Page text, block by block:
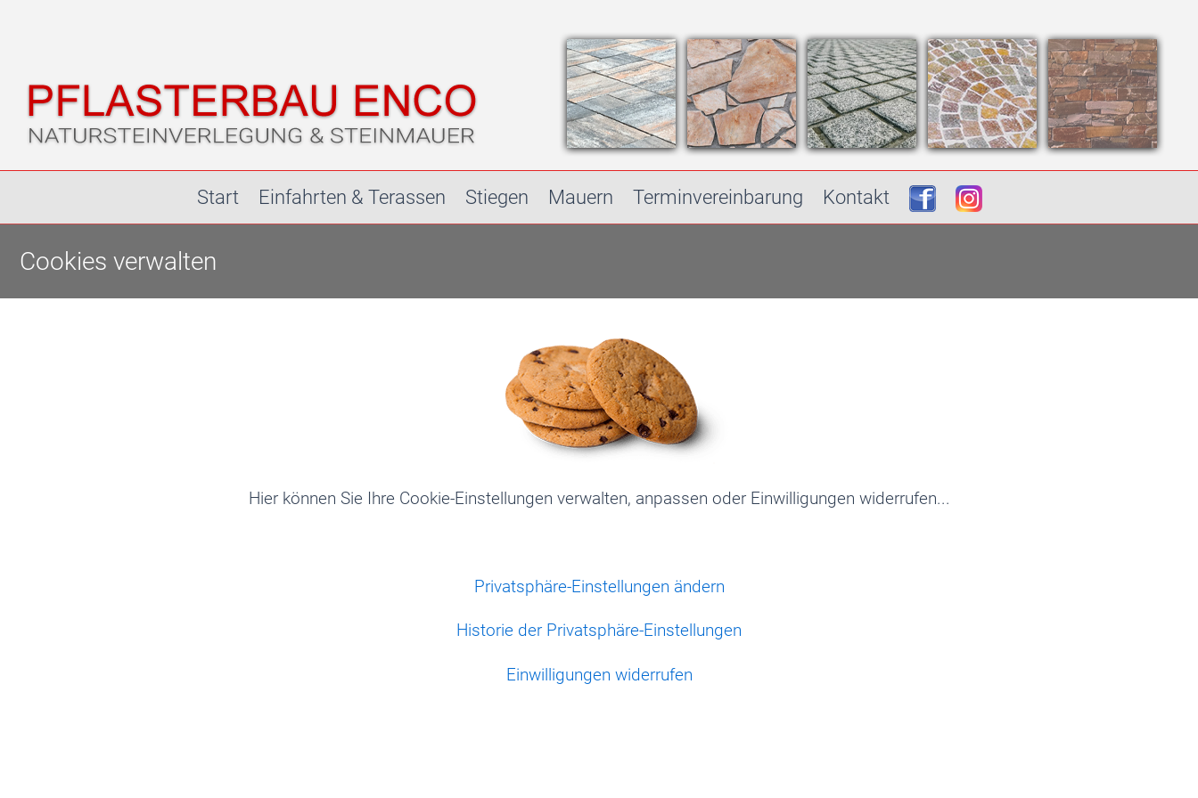
Start Einfahrten & Terassen Stiegen Mauern Terminvereinbarung Kontakt
Cookies verwalten
Hier können Sie Ihre Cookie-Einstellungen verwalten, anpassen oder Einwilligungen widerrufen...
Privatsphäre-Einstellungen ändern
Historie der Privatsphäre-Einstellungen
Einwilligungen widerrufen